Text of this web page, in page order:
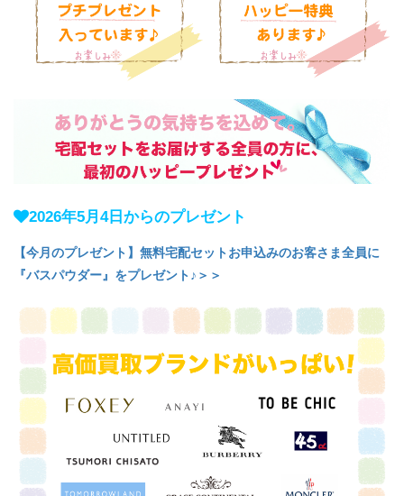
2026年5月4日からのプレゼント
【今月のプレゼント】無料宅配セットお申込みのお客さま全員に
『バスパウダー』をプレゼント♪＞＞